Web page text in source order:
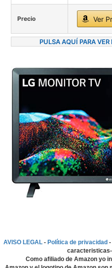
Precio Ver
PULSA AQUÍ PARA
AVISO LEGAL - Política de privacidad
Como afiliado de Amazon yo